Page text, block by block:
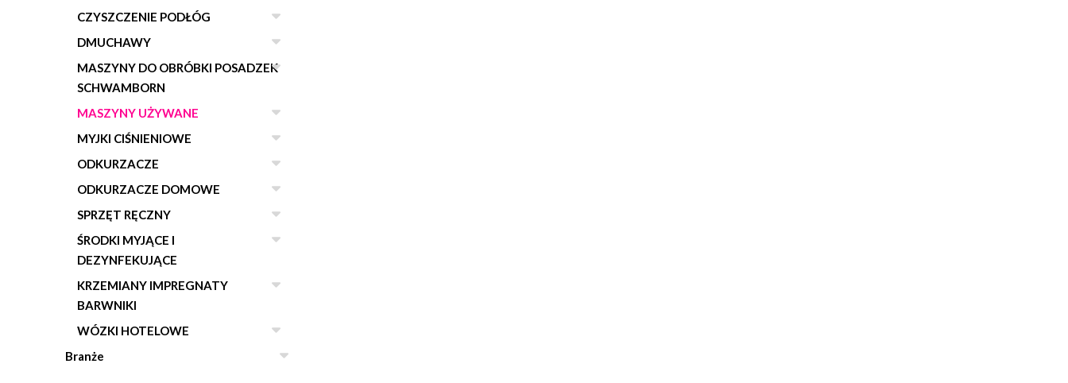
CZYSZCZENIE PODŁÓG
DMUCHAWY
MASZYNY DO OBRÓBKI POSADZEK
SCHWAMBORN
MASZYNY UŻYWANE
MYJKI CIŚNIENIOWE
ODKURZACZE
ODKURZACZE DOMOWE
SPRZĘT RĘCZNY
ŚRODKI MYJĄCE I
DEZYNFEKUJĄCE
KRZEMIANY IMPREGNATY
BARWNIKI
WÓZKI HOTELOWE
Branże